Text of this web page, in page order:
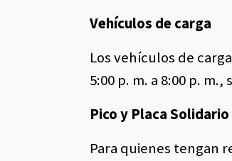
Vehículos de carga
Los vehículos de
5:00 p. m. a 8:00 p.
Pico y Placa Solidario
Para quienes tengan